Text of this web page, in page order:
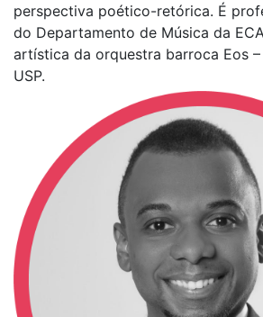
perspectiva poético-retórica. É
do Departamento de Música da
artística da orquestra barroca Eos
USP.